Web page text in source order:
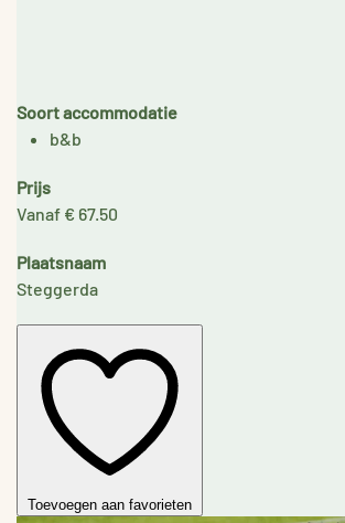
Soort accommodatie
b&b
Prijs
Vanaf € 67.50
Plaatsnaam
Steggerda
Toevoegen aan favorieten